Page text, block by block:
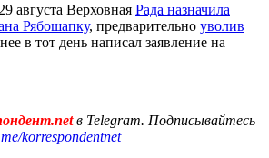
августа Верховная Рада назначила
Рябошапку, предварительно уволив
в тот день написал заявление на
в Telegram. Подписывайтесь
korrespondentnet